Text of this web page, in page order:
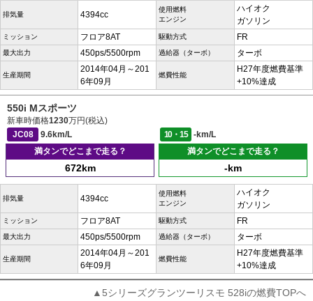
排気量 4394cc
使用燃料
エンジン
ハイオク
ガソリン
ミッション フロア8AT 駆動方式 FR
最大出力 450ps/5500rpm 過給器（ターボ） ターボ
生産期間
2014年04月～201
6年09月
燃費性能
H27年度燃費基準
+10%達成
550i Mスポーツ
新車時価格1230万円(税込)
JC08
9.6km/L 10・15
-km/L
満タンでどこまで走る？
672km
満タンでどこまで走る？
-km
排気量 4394cc
使用燃料
エンジン
ハイオク
ガソリン
ミッション フロア8AT 駆動方式 FR
最大出力 450ps/5500rpm 過給器（ターボ） ターボ
生産期間
2014年04月～201
6年09月
燃費性能
H27年度燃費基準
+10%達成
▲5シリーズグランツーリスモ 528iの燃費TOPへ